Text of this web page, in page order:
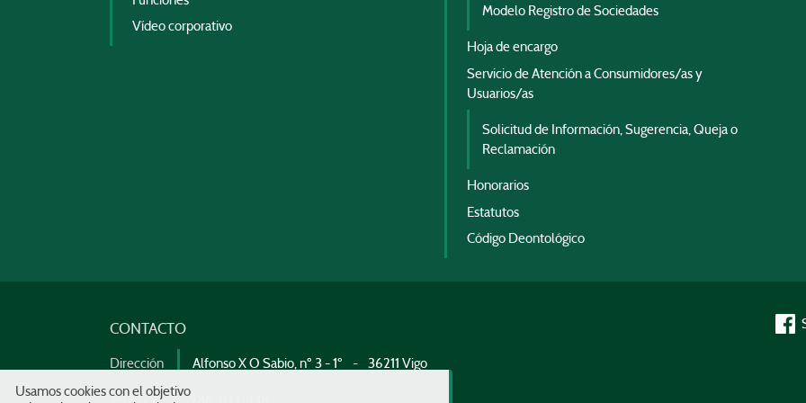
Vídeo corporativo
Modelo Registro de Sociedades
Hoja de encargo
Servicio de Atención a Consumidores/as y
Usuarios/as
Solicitud de Información, Sugerencia, Queja o
Reclamación
Honorarios
Estatutos
Código Deontológico
CONTACTO
Dirección Alfonso X O Sabio, nº 3 - 1º 36211 Vigo
Teléfono 986 20 09 18
Usamos cookies con el objetivo